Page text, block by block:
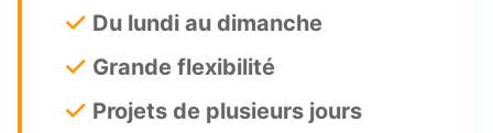
Du lundi au dimanche
Grande flexibilité
Projets de plusieurs jours